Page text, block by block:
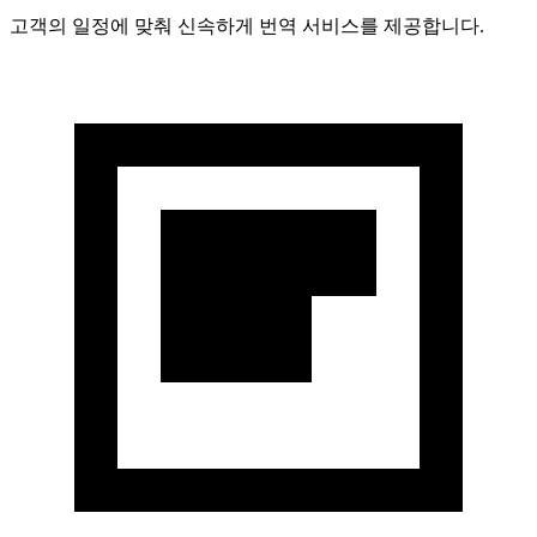
고객의 일정에 맞춰 신속하게 번역 서비스를 제공합니다.